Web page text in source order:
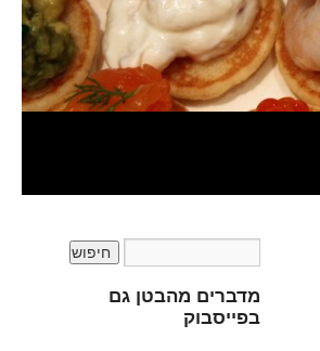
מדברים מהבטן גם
בפייסבוק